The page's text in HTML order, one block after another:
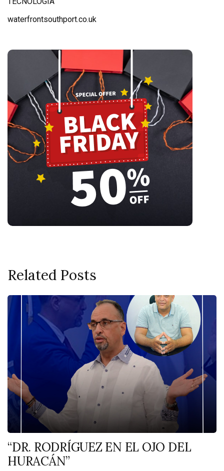
waterfrontsouthport.co.uk
Related Posts
“DR. RODRÍGUEZ EN EL OJO DEL
HURACÁN”